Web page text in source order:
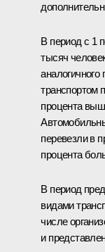
В период с 1
тысяч
транспортом
процента
перевезли в
процента
В период
видами
числе
и